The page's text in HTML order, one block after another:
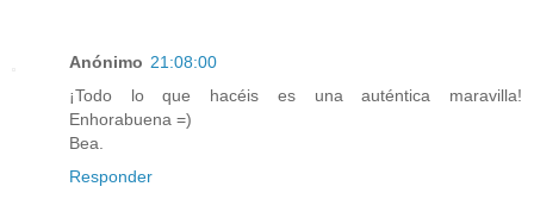
Anónimo 21:08:00
¡Todo lo que hacéis es una auténtica maravilla!
Enhorabuena =)
Bea.
Responder